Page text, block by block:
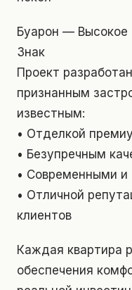
Буарон — Высокое
Знак
Проект
признанным
известным:
• Отделкой
• Безупречным
• Современными и
• Отличной
клиентов
Каждая квартира
обеспечения